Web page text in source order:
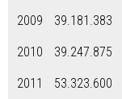
2009
39.181.383
2010
39.247.875
2011
53.323.600